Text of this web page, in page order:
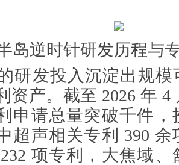
岛逆时针研发历程与
研发投入沉淀出规模
资产。截至 2026 年 4
申请总量突破千件，
超声相关专利 390
项专利，大焦域